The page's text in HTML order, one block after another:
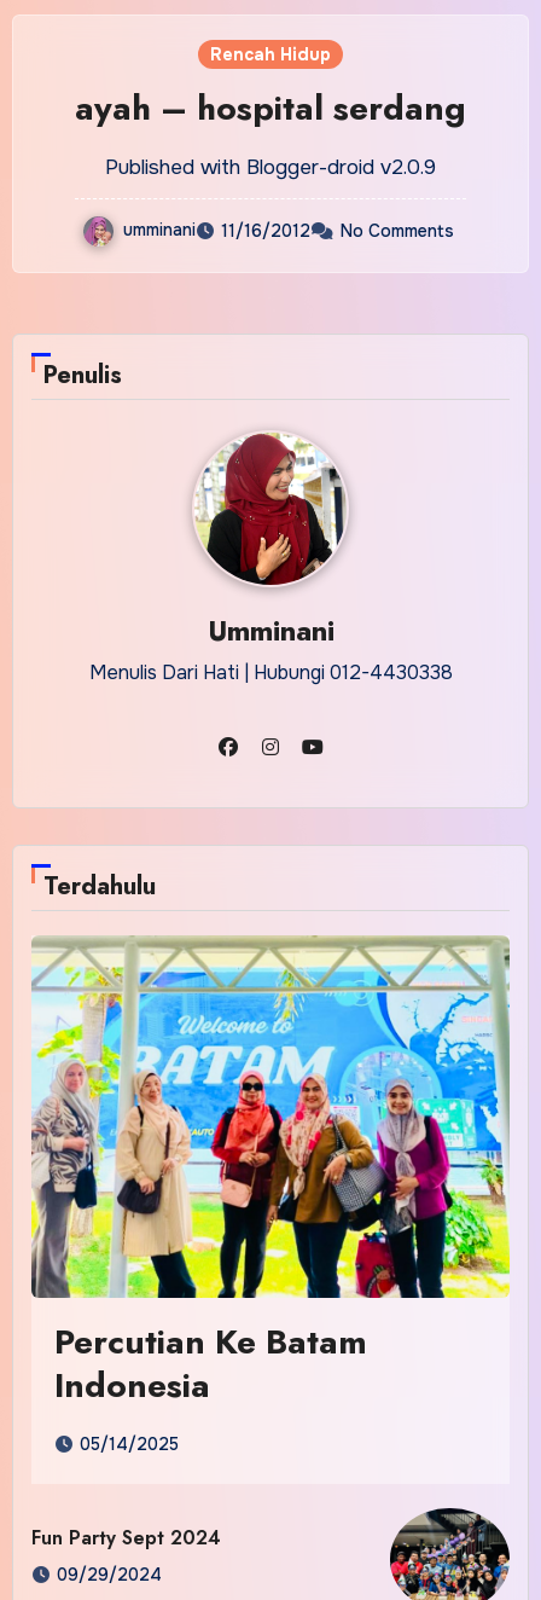
Rencah Hidup
ayah – hospital serdang
Published with Blogger-droid v2.0.9
umminani 11/16/2012 No Comments
Penulis
Umminani
Menulis Dari Hati | Hubungi 012-4430338
Terdahulu
Percutian Ke Batam
Indonesia
05/14/2025
Fun Party Sept 2024
09/29/2024